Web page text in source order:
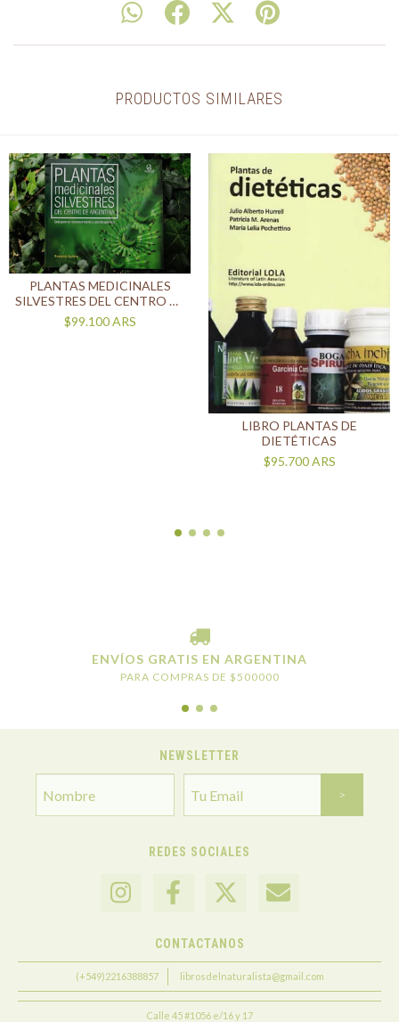
PRODUCTOS SIMILARES
PLANTAS MEDICINALES
SILVESTRES DEL CENTRO DE
ARGENTINA TOMO I
$99.100ARS
LIBRO PLANTAS DE
DIETÉTICAS
$95.700ARS
ENVÍOS GRATIS EN ARGENTINA
PARA COMPRAS DE $500000
NEWSLETTER
REDES SOCIALES
CONTACTANOS
(+549)2216388857 librosdelnaturalista@gmail.com
Calle 45 #1056 e/16 y 17